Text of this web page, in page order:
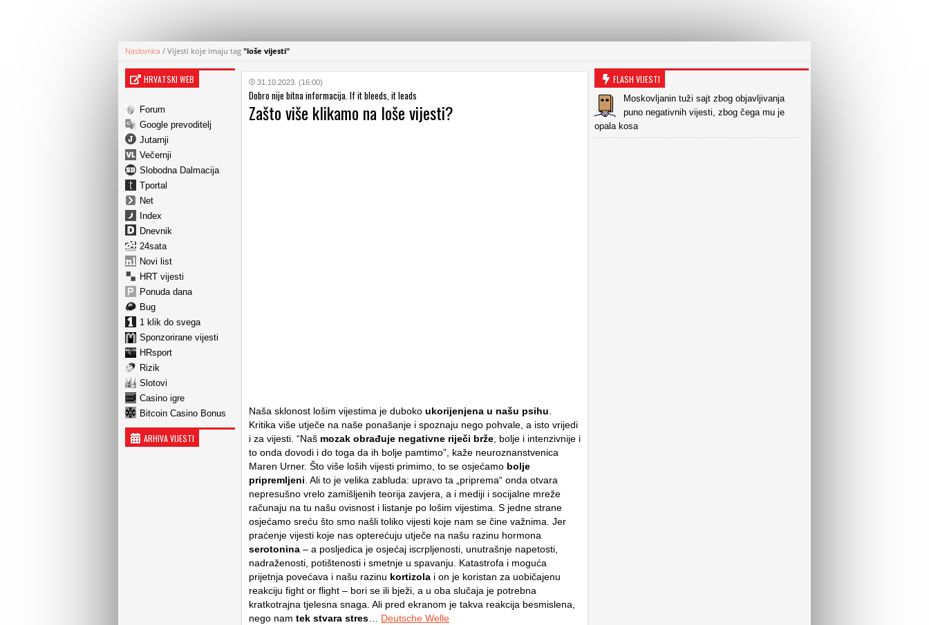
Naslovnica / Vijesti koje imaju tag "loše vijesti"
HRVATSKI WEB
Forum
Google prevoditelj
Jutarnji
Večernji
Slobodna Dalmacija
Tportal
Net
Index
Dnevnik
24sata
Novi list
HRT vijesti
Ponuda dana
Bug
1 klik do svega
Sponzorirane vijesti
HRsport
Rizik
Slotovi
Casino igre
Bitcoin Casino Bonus
ARHIVA VIJESTI
31.10.2023. (16:00)
Dobro nije bitna informacija. If it bleeds, it leads
Zašto više klikamo na loše vijesti?
Naša sklonost lošim vijestima je duboko ukorijenjena u našu psihu
Kritika više utječe na naše ponašanje i spoznaju nego pohvale, a isto vrijedi
i za vijesti. “Naš mozak obrađuje negativne riječi brže , bolje i intenzivnije i
to onda dovodi i do toga da ih bolje pamtimo”, kaže neuroznanstvenica
Maren Urner. Što više loših vijesti primimo, to se osjećamo bolje
pripremljeni . Ali to je velika zabluda: upravo ta „priprema“ onda otvara
nepresušno vrelo zamišljenih teorija zavjera, a i mediji i socijalne mreže
računaju na tu našu ovisnost i listanje po lošim vijestima. S jedne strane
osjećamo sreću što smo našli toliko vijesti koje nam se čine važnima. Jer
praćenje vijesti koje nas opterećuju utječe na našu razinu hormona
serotonina – a posljedica je osjećaj iscrpljenosti, unutrašnje napetosti,
nadraženosti, potištenosti i smetnje u spavanju. Katastrofa i moguća
prijetnja povećava i našu razinu kortizola i on je koristan za uobičajenu
reakciju fight or flight – bori se ili bježi, a u oba slučaja je potrebna
kratkotrajna tjelesna snaga. Ali pred ekranom je takva reakcija besmislena,
nego nam tek stvara stres Deutsche Welle
FLASH VIJESTI
Moskovljanin tuži sajt zbog objavljivanja
puno negativnih vijesti, zbog čega mu je
opala kosa